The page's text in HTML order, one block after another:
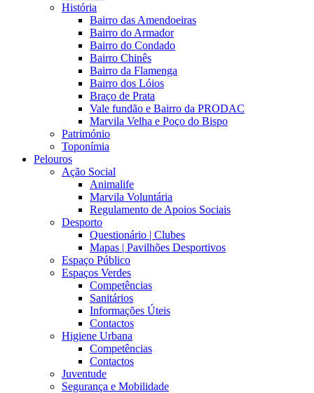
História
Bairro das Amendoeiras
Bairro do Armador
Bairro do Condado
Bairro Chinês
Bairro da Flamenga
Bairro dos Lóios
Braço de Prata
Vale fundão e Bairro da PRODAC
Marvila Velha e Poço do Bispo
Património
Toponímia
Pelouros
Ação Social
Animalife
Marvila Voluntária
Regulamento de Apoios Sociais
Desporto
Questionário | Clubes
Mapas | Pavilhões Desportivos
Espaço Público
Espaços Verdes
Competências
Sanitários
Informações Úteis
Contactos
Higiene Urbana
Competências
Contactos
Juventude
Segurança e Mobilidade